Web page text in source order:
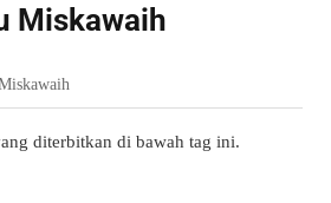
Miskawaih
diterbitkan di bawah tag ini.